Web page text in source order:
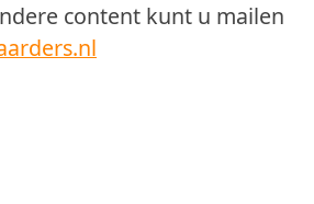
content kunt u mailen